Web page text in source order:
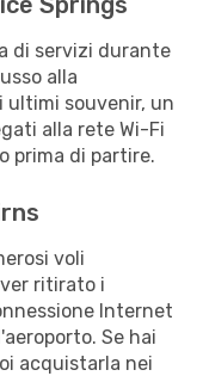
di servizi durante
alla
ultimi souvenir, un
alla rete Wi-Fi
prima di partire.
voli
ritirato i
Internet
Se hai
acquistarla nei